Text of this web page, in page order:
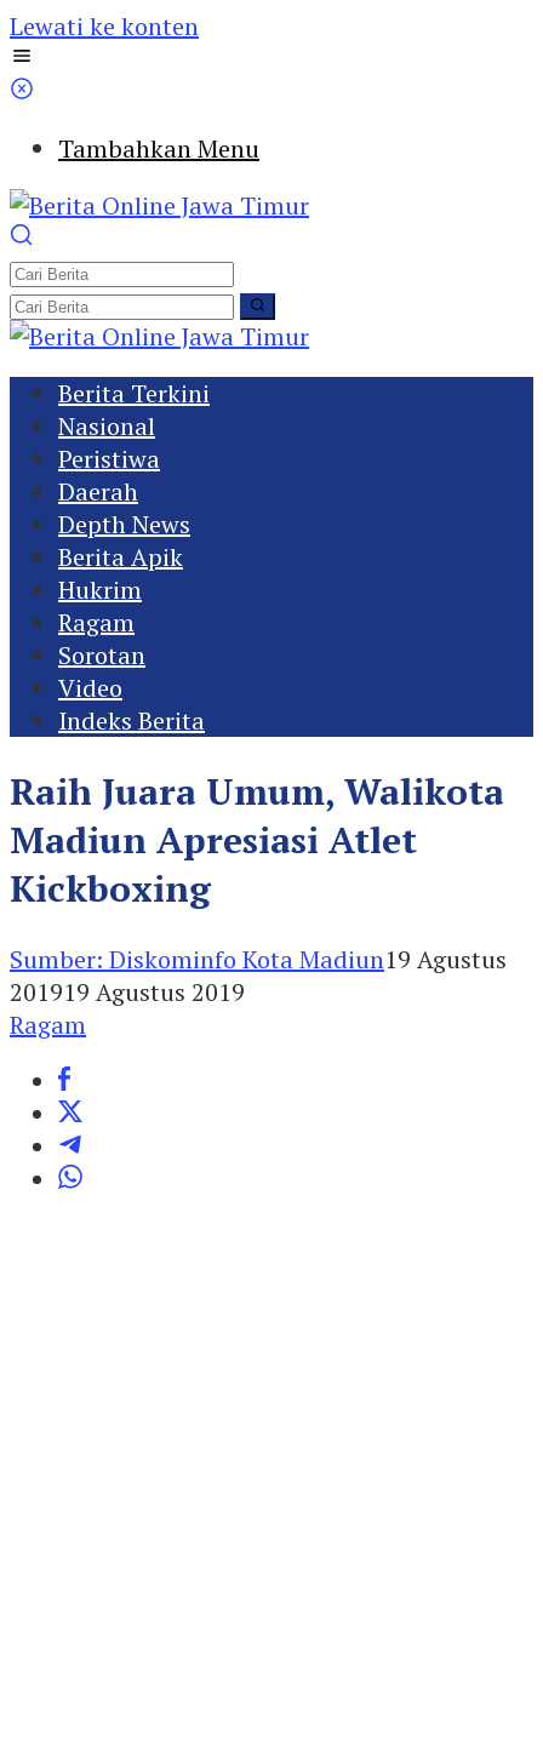
Lewati ke konten
Tambahkan Menu
Berita Terkini
Nasional
Peristiwa
Daerah
Depth News
Berita Apik
Hukrim
Ragam
Sorotan
Video
Indeks Berita
Raih Juara Umum, Walikota
Madiun Apresiasi Atlet
Kickboxing
Sumber: Diskominfo Kota Madiun19 Agustus
201919 Agustus 2019
Ragam